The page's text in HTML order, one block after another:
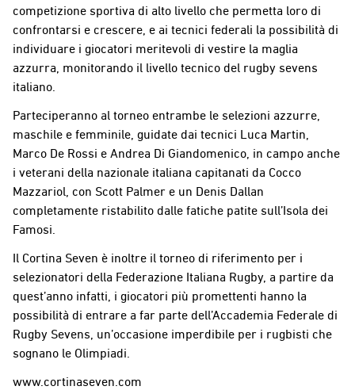
competizione sportiva di alto livello che permetta loro di
confrontarsi e crescere, e ai tecnici federali la possibilità di
individuare i giocatori meritevoli di vestire la maglia
azzurra, monitorando il livello tecnico del rugby sevens
italiano.
Parteciperanno al torneo entrambe le selezioni azzurre,
maschile e femminile, guidate dai tecnici Luca Martin,
Marco De Rossi e Andrea Di Giandomenico, in campo anche
i veterani della nazionale italiana capitanati da Cocco
Mazzariol, con Scott Palmer e un Denis Dallan
completamente ristabilito dalle fatiche patite sull’Isola dei
Famosi.
Il Cortina Seven è inoltre il torneo di riferimento per i
selezionatori della Federazione Italiana Rugby, a partire da
quest’anno infatti, i giocatori più promettenti hanno la
possibilità di entrare a far parte dell’Accademia Federale di
Rugby Sevens, un’occasione imperdibile per i rugbisti che
sognano le Olimpiadi.
www.cortinaseven.com